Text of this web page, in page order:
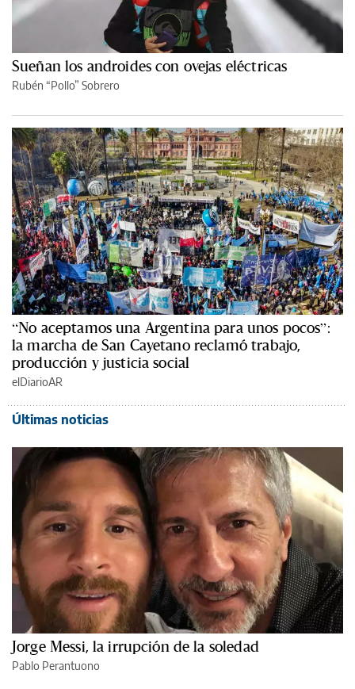
Sueñan los androides con ovejas eléctricas
Rubén “Pollo” Sobrero
“No aceptamos una Argentina para unos pocos”:
la marcha de San Cayetano reclamó trabajo,
producción y justicia social
elDiarioAR
Últimas noticias
Jorge Messi, la irrupción de la soledad
Pablo Perantuono